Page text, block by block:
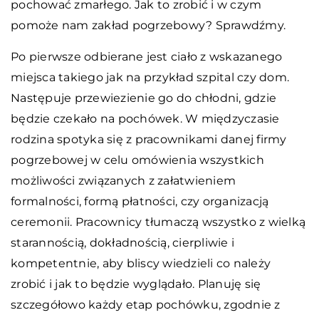
pochować zmarłego. Jak to zrobić i w czym
pomoże nam zakład pogrzebowy? Sprawdźmy.
Po pierwsze odbierane jest ciało z wskazanego
miejsca takiego jak na przykład szpital czy dom.
Następuje przewiezienie go do chłodni, gdzie
będzie czekało na pochówek. W międzyczasie
rodzina spotyka się z pracownikami danej firmy
pogrzebowej w celu omówienia wszystkich
możliwości związanych z załatwieniem
formalności, formą płatności, czy organizacją
ceremonii. Pracownicy tłumaczą wszystko z wielką
starannością, dokładnością, cierpliwie i
kompetentnie, aby bliscy wiedzieli co należy
zrobić i jak to będzie wyglądało. Planuję się
szczegółowo każdy etap pochówku, zgodnie z